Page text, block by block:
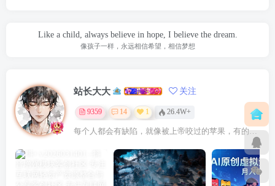
Like a child, always believe in hope, I believe the dream.
像孩子一样，永远相信希望，相信梦想
站长大大 关注
9359 14 1 26.4W+
每个人都会有缺陷，就像被上帝咬过的苹果，有的人缺陷比较大，正是因为上帝特别喜欢他的芬芳